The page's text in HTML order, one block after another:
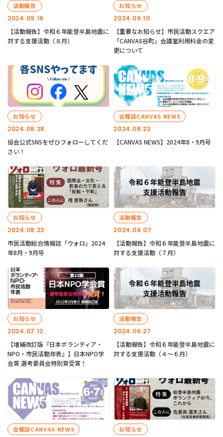
2024.09.16
活動報告
【活動報告】令和６年能登半島地震に
対する支援活動（８月）
2024.09.10
お知らせ
【重要なお知らせ】市民活動スクエア
「CANVAS谷町」会議室利用料金の変
更について
2024.08.28
お知らせ
協会公式SNSをぜひフォローしてくだ
さい！
2024.08.23
会報誌CANVAS NEWS
【CANVAS NEWS】2024年8・9月号
2024.08.23
お知らせ
市民活動総合情報誌「ウォロ」2024
年8月・9月号
2024.08.07
活動報告
【活動報告】令和６年能登半島地震に
対する支援活動（７月）
2024.07.12
お知らせ
【増補改訂版『日本ボランティア・
NPO・市民活動年表』】日本NPO学
会賞 選考委員会特別賞受賞！
2024.06.27
活動報告
【活動報告】令和６年能登半島地震に
対する支援活動（４〜６月）
会報誌CANVAS NEWS お知らせ